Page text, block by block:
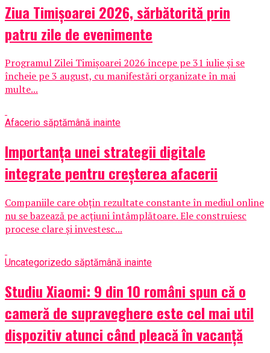
Ziua Timișoarei 2026, sărbătorită prin
patru zile de evenimente
Programul Zilei Timișoarei 2026 începe pe 31 iulie și se
încheie pe 3 august, cu manifestări organizate în mai
multe...
Afacerio săptămână inainte
Importanța unei strategii digitale
integrate pentru creșterea afacerii
Companiile care obțin rezultate constante în mediul online
nu se bazează pe acțiuni întâmplătoare. Ele construiesc
procese clare și investesc...
Uncategorizedo săptămână inainte
Studiu Xiaomi: 9 din 10 români spun că o
cameră de supraveghere este cel mai util
dispozitiv atunci când pleacă în vacanță